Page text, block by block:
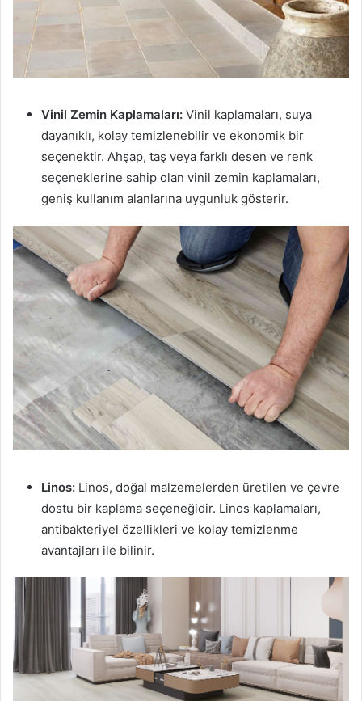
Vinil Zemin Kaplamaları: Vinil kaplamaları, suya
dayanıklı, kolay temizlenebilir ve ekonomik bir
seçenektir. Ahşap, taş veya farklı desen ve renk
seçeneklerine sahip olan vinil zemin kaplamaları,
geniş kullanım alanlarına uygunluk gösterir.
Linos: Linos, doğal malzemelerden üretilen ve çevre
dostu bir kaplama seçeneğidir. Linos kaplamaları,
antibakteriyel özellikleri ve kolay temizlenme
avantajları ile bilinir.